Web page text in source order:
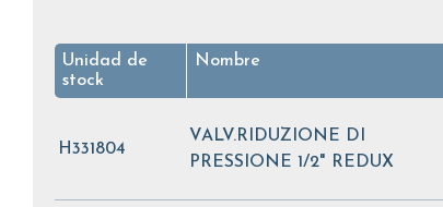
Unidad de
stock
Nombre
H331804
VALV.RIDUZIONE DI
PRESSIONE 1/2" REDUX